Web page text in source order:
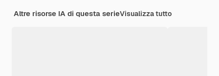
Altre risorse IA di questa serieVisualizza tutto